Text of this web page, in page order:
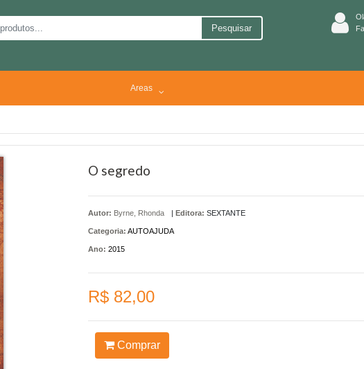
Pesquisar
Areas
O segredo
Autor: Byrne, Rhonda | Editora: SEXTANTE
Categoria: AUTOAJUDA
Ano: 2015
R$ 82,00
Comprar